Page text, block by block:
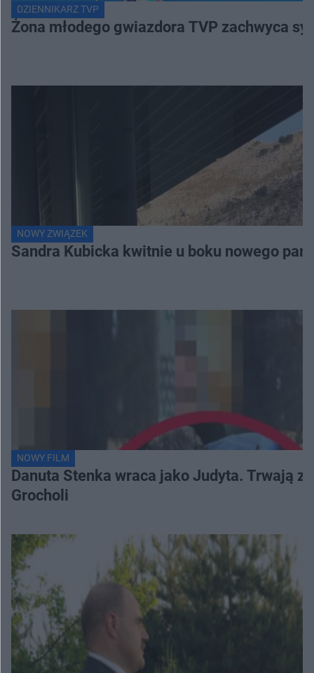
DZIENNIKARZ TVP
Żona młodego gwiazdora TVP zachwyca
NOWY ZWIĄZEK
Sandra Kubicka kwitnie u boku nowego
NOWY FILM
Danuta Stenka wraca jako Judyta. Trwają
Grocholi